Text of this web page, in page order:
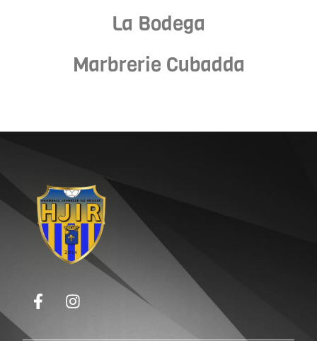
La Bodega
Marbrerie Cubadda